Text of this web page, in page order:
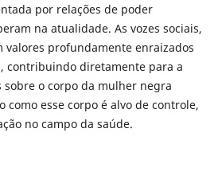
por relações de poder
na atualidade. As vozes sociais,
valores profundamente enraizados
contribuindo diretamente para a
o corpo da mulher negra
como esse corpo é alvo de controle,
no campo da saúde.